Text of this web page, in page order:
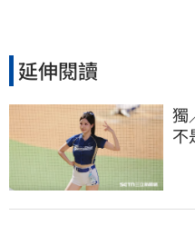
延伸閱讀
獨
不